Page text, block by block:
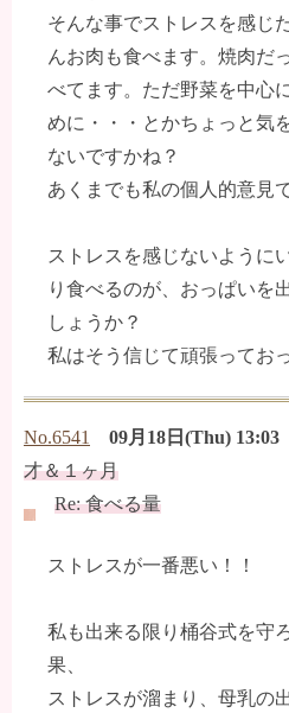
そんな事でストレスを感じ
んお肉も食べます。焼肉だ
べてます。ただ野菜を中心
めに・・・とかちょっと気
ないですかね？
あくまでも私の個人的意見
ストレスを感じないように
り食べるのが、おっぱいを
しょうか？
私はそう信じて頑張ってお
No.6541 09月18日(Thu)
才＆１ヶ月
Re: 食べる量
ストレスが一番悪い！！
私も出来る限り桶谷式を守
果、
ストレスが溜まり、母乳の